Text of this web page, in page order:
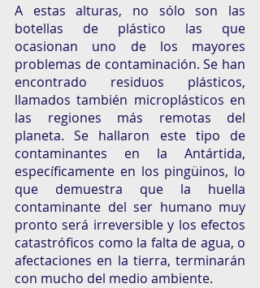
A estas alturas, no sólo son las
botellas de plástico las que
ocasionan uno de los mayores
problemas de contaminación. Se han
encontrado residuos plásticos,
llamados también microplásticos en
las regiones más remotas del
planeta. Se hallaron este tipo de
contaminantes en la Antártida,
específicamente en los pingüinos, lo
que demuestra que la huella
contaminante del ser humano muy
pronto será irreversible y los efectos
catastróficos como la falta de agua, o
afectaciones en la tierra, terminarán
con mucho del medio ambiente.